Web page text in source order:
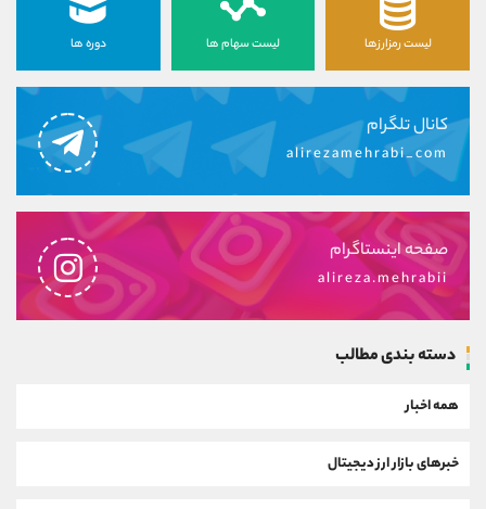
لیست رمزارزها لیست سهام ها دوره ها
کانال تلگرام
alirezamehrabi_com
صفحه اینستاگرام
alireza.mehrabii
دسته بندی مطالب
همه اخبار
خبرهای بازار ارز دیجیتال